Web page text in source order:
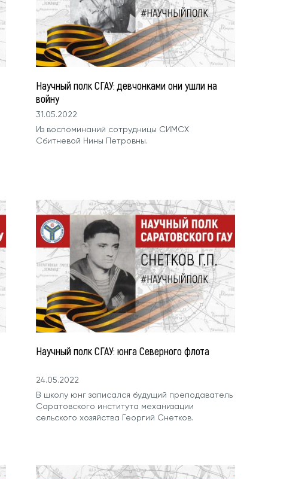
Научный полк СГАУ: девчонками они ушли на
войну
31.05.2022
Из воспоминаний сотрудницы СИМСХ
Сбитневой Нины Петровны.
Научный полк СГАУ: юнга Северного флота
24.05.2022
В школу юнг записался будущий преподаватель
Саратовского института механизации
сельского хозяйства Георгий Снетков.